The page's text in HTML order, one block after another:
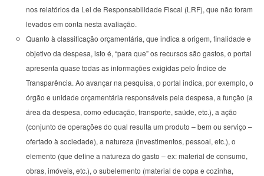
nos relatórios da Lei de Responsabilidade Fiscal (LRF), que não foram
levados em conta nesta avaliação.
Quanto à classificação orçamentária, que indica a origem, finalidade e
objetivo da despesa, isto é, “para que” os recursos são gastos, o portal
apresenta quase todas as informações exigidas pelo Índice de
Transparência. Ao avançar na pesquisa, o portal indica, por exemplo, o
órgão e unidade orçamentária responsáveis pela despesa, a função (a
área da despesa, como educação, transporte, saúde, etc.), a ação
(conjunto de operações do qual resulta um produto – bem ou serviço –
ofertado à sociedade), a natureza (investimentos, pessoal, etc.), o
elemento (que define a natureza do gasto – ex: material de consumo,
obras, imóveis, etc.), o subelemento (material de copa e cozinha,